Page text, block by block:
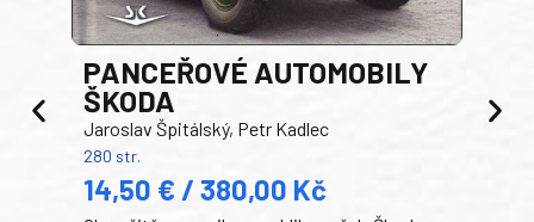
PANCEŘOVÉ AUTOMOBILY
ŠKODA
Jaroslav Špitálský, Petr Kadlec
280 str.
14,50 € / 380,00 Kč